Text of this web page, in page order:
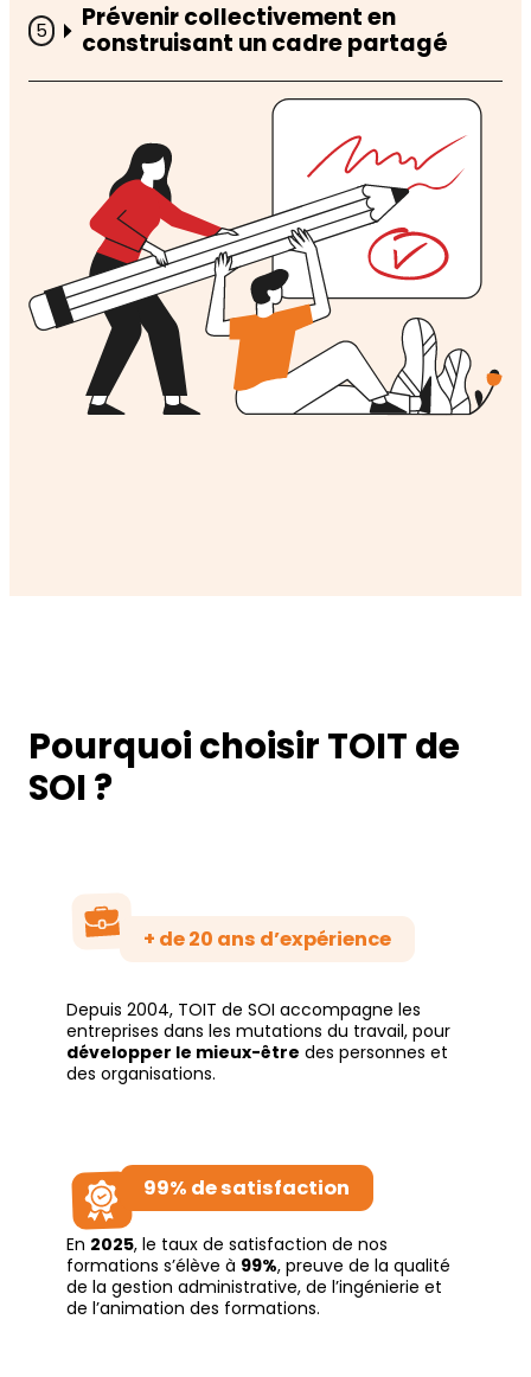
Prévenir collectivement en
construisant un cadre partagé
Pourquoi choisir TOIT de
SOI ?
+ de 20 ans d’expérience
Depuis 2004, TOIT de SOI accompagne les
entreprises dans les mutations du travail, pour
développer le mieux-être des personnes et
des organisations.
99% de satisfaction
En 2025, le taux de satisfaction de nos
formations s’élève à 99%, preuve de la qualité
de la gestion administrative, de l’ingénierie et
de l’animation des formations.